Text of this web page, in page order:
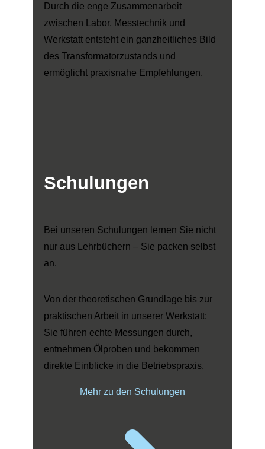
Durch die enge Zusammenarbeit
zwischen Labor, Messtechnik und
Werkstatt entsteht ein ganzheitliches Bild
des Transformatorzustands und
ermöglicht praxisnahe Empfehlungen.
Schulungen
Bei unseren Schulungen lernen Sie nicht
nur aus Lehrbüchern – Sie packen selbst
an.
Von der theoretischen Grundlage bis zur
praktischen Arbeit in unserer Werkstatt:
Sie führen echte Messungen durch,
entnehmen Ölproben und bekommen
direkte Einblicke in die Betriebspraxis.
Mehr zu den Schulungen